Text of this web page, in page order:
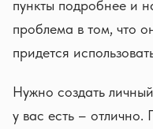
пункты подробнее и
проблема в том, что
придется
Нужно создать
у вас есть – отлично.